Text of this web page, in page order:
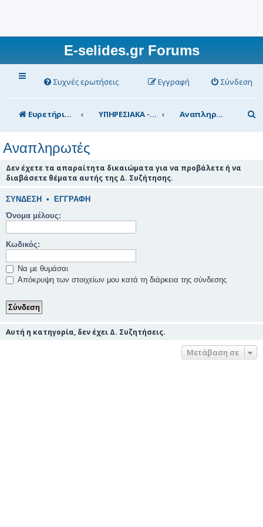
E-selides.gr Forums
Συχνές ερωτήσεις Σύνδεση
Εγγραφή
Ευρετήριο Δ. Συζήτησης ΥΠΗΡΕΣΙΑΚΑ - ΣΥΖΗΤΗΣΕΙΣ (για τα μέλη) Αναπληρωτές
ν
Αναπληρωτές
Δεν έχετε τα απαραίτητα δικαιώματα για να προβάλετε ή να
διαβάσετε θέματα αυτής της Δ. Συζήτησης.
ΣΎΝΔΕΣΗ • ΕΓΓΡΑΦΉ
Όνομα μέλους:
Κωδικός:
Να με θυμάσαι
Απόκρυψη των στοιχείων μου κατά τη διάρκεια της σύνδεσης
Αυτή η κατηγορία, δεν έχει Δ. Συζητήσεις.
Μετάβαση σε